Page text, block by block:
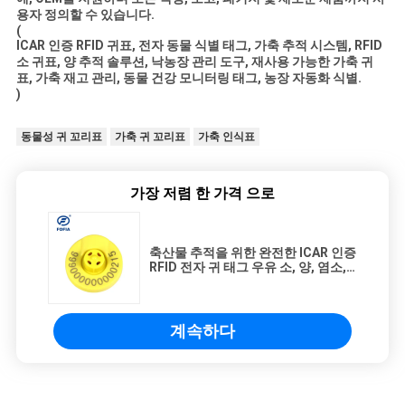
용자 정의할 수 있습니다.
(
ICAR 인증 RFID 귀표, 전자 동물 식별 태그, 가축 추적 시스템, RFID
소 귀표, 양 추적 솔루션, 낙농장 관리 도구, 재사용 가능한 가축 귀
표, 가축 재고 관리, 동물 건강 모니터링 태그, 농장 자동화 식별.
)
동물성 귀 꼬리표 가축 귀 꼬리표 가축 인식표
가장 저렴 한 가격 으로
축산물 추적을 위한 완전한 ICAR 인증
RFID 전자 귀 태그 우유 소, 양, 염소,
계속하다